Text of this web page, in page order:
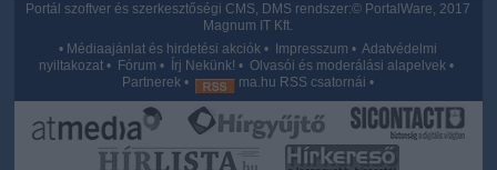
Portál szoftver és szerkesztőségi CMS, DMS rendszer:© PortalWare, 2017
Magnum IT Kft.
• Médiaajánlat és hirdetési akciók • Impresszum •Adatvédelmi
nyiltakozat • Fórum • Írj Nekünk! •Olvasói és moderálási alapelvek •
Partnerek • ma.hu RSS csatornái •